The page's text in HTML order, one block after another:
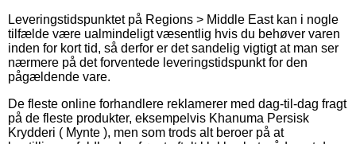
Leveringstidspunktet på Regions > Middle East kan i nogle
tilfælde være ualmindeligt væsentlig hvis du behøver varen
inden for kort tid, så derfor er det sandelig vigtigt at man ser
nærmere på det forventede leveringstidspunkt for den
pågældende vare.
De fleste online forhandlere reklamerer med dag-til-dag fragt
på de fleste produkter, eksempelvis Khanuma Persisk
Krydderi ( Mynte ), men som trods alt beroer på at